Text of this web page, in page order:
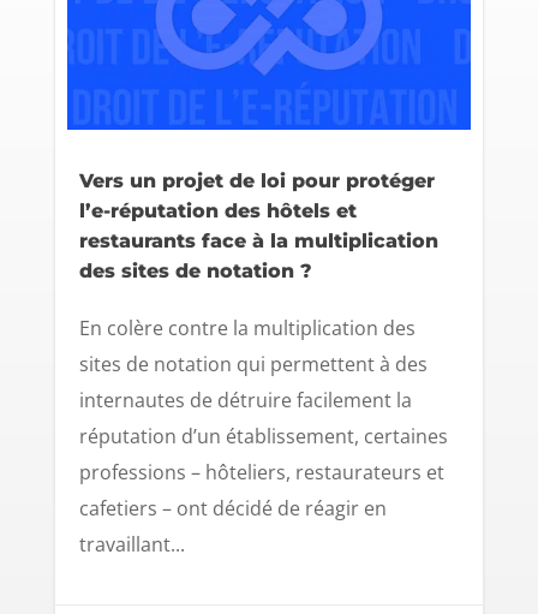
Vers un projet de loi pour protéger
l’e-réputation des hôtels et
restaurants face à la multiplication
des sites de notation ?
En colère contre la multiplication des
sites de notation qui permettent à des
internautes de détruire facilement la
réputation d’un établissement, certaines
professions – hôteliers, restaurateurs et
cafetiers – ont décidé de réagir en
travaillant...